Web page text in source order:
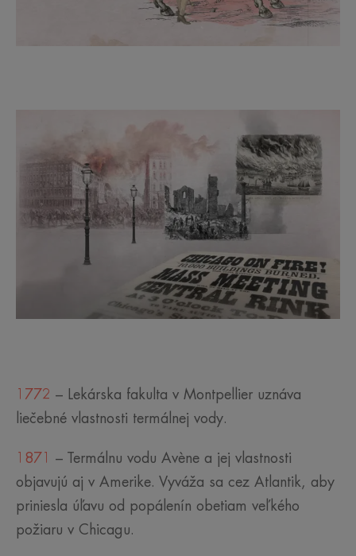
1772 – Lekárska fakulta v Montpellier uznáva
liečebné vlastnosti termálnej vody.
1871
– Termálnu vodu Avène a jej vlastnosti
objavujú aj v Amerike. Vyváža sa cez Atlantik, aby
priniesla úľavu od popálenín obetiam veľkého
požiaru v Chicagu.